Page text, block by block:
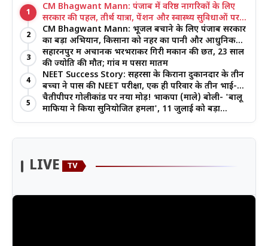
1
CM Bhagwant Mann: पंजाब में वरिष्ठ नागरिकों के लिए
सरकार की पहल, तीर्थ यात्रा, पेंशन और स्वास्थ्य सुविधाओं पर
जोर
2
CM Bhagwant Mann: भूजल बचाने के लिए पंजाब सरकार
का बड़ा अभियान, किसानों को नहर का पानी और आधुनिक
खेती का मिल रहा लाभ
3
सहारनपुर में अचानक भरभराकर गिरी मकान की छत, 23 साल
की ज्योति की मौत; गांव में पसरा मातम
4
NEET Success Story: सहरसा के किराना दुकानदार के तीन
बच्चों ने पास की NEET परीक्षा, एक ही परिवार के तीन भाई-
बहनों ने रचा इतिहास
5
चैतीपीपर गोलीकांड पर नया मोड़! भाकपा (माले) बोली- 'बालू
माफिया ने किया सुनियोजित हमला', 11 जुलाई को बड़ा
आंदोलन
LIVE TV